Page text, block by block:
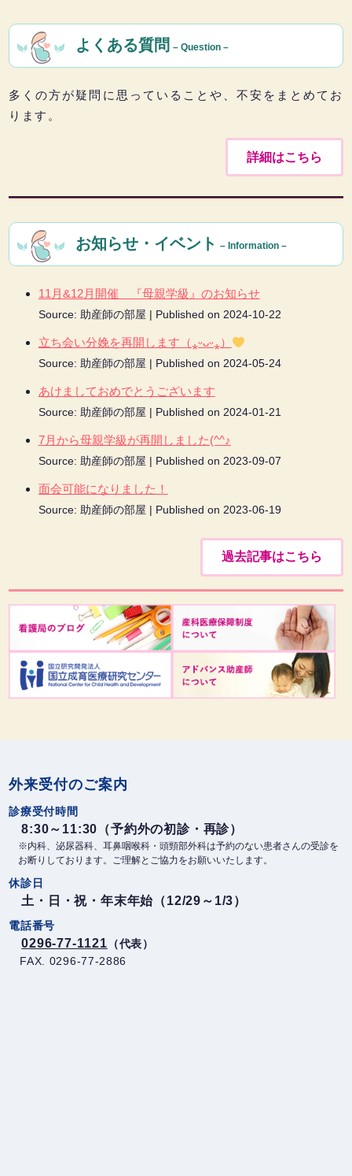
よくある質問 – Question –
多くの方が疑問に思っていることや、不安をまとめてお
ります。
詳細はこちら
お知らせ・イベント – Information –
11月&12月開催 『母親学級』のお知らせ
Source: 助産師の部屋 Published on 2024-10-22
立ち会い分娩を再開します（⁎ᵕᴗᵕ⁎）
Source: 助産師の部屋 Published on 2024-05-24
あけましておめでとうございます
Source: 助産師の部屋 Published on 2024-01-21
7月から母親学級が再開しました(^^♪
Source: 助産師の部屋 Published on 2023-09-07
面会可能になりました！
Source: 助産師の部屋 Published on 2023-06-19
過去記事はこちら
外来受付のご案内
診療受付時間
8:30～11:30（予約外の初診・再診）
※内科、泌尿器科、耳鼻咽喉科・頭頸部外科は予約のない患者さんの受診を
お断りしております。ご理解とご協力をお願いいたします。
休診日
土・日・祝・年末年始（12/29～1/3）
電話番号
0296-77-1121 （代表）
FAX. 0296-77-2886